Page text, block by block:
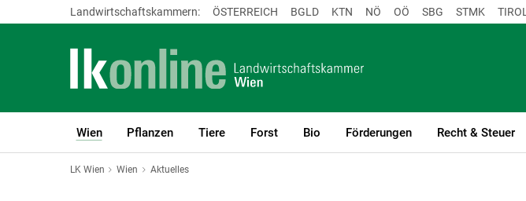
Landwirtschaftskammern: ÖSTERREICH BGLD KTN NÖ OÖ SBG STMK TIROL
Wien
(current)1
Pflanzen Tiere Forst Bio Förderungen Recht & Steuer
LK Wien Wien Aktuelles